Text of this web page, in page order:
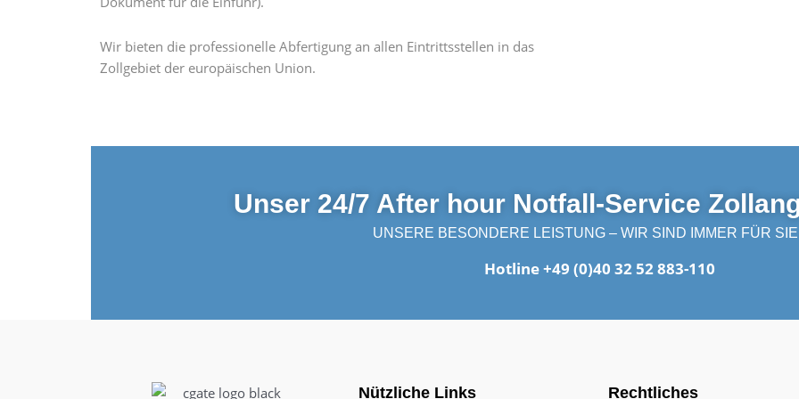
Wir bieten die professionelle Abfertigung an allen Eintrittsstellen in das
Zollgebiet der europäischen Union.
Unser 24/7 After hour Notfall-Service
UNSERE BESONDERE LEISTUNG – WIR SIND IMMER FÜR
Hotline +49 (0)40 32 52 883-110
Nützliche Links Rechtliches